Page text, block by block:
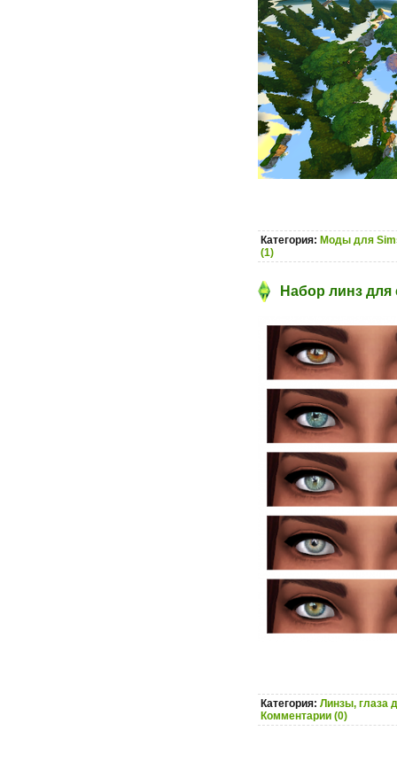
Категория: Моды для
(1)
Набор линз для
Категория: Линзы, глаза
Комментарии (0)